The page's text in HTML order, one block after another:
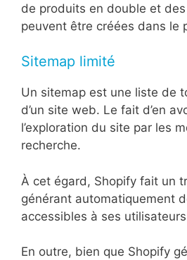
de produits en double et
peuvent être créées dans le
Sitemap limité
Un sitemap est une liste de
d’un site web. Le fait d’en
l’exploration du site par les
recherche.
À cet égard, Shopify fait un
générant automatiquement
accessibles à ses
En outre, bien que Shopify